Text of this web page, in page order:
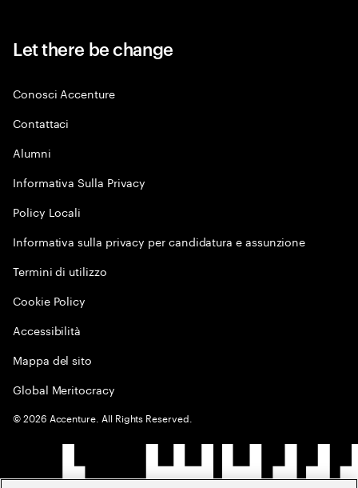
Let there be change
Conosci Accenture
Contattaci
Alumni
Informativa Sulla Privacy
Policy Locali
Informativa sulla privacy per candidatura e assunzione
Termini di utilizzo
Cookie Policy
Accessibilità
Mappa del sito
Global Meritocracy
©2026 Accenture. All Rights Reserved.